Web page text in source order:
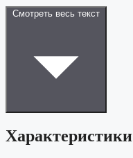
Смотреть весь текст
Характеристики